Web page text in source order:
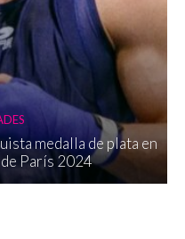
medalla de plata en
París 2024